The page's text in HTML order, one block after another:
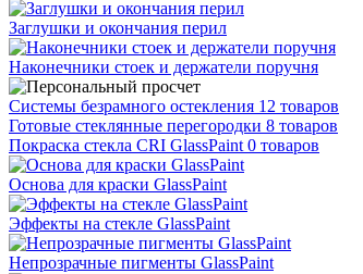
Заглушки и окончания перил
Наконечники стоек и держатели поручня
Системы безрамного остекления 12 товаров
Готовые стеклянные перегородки 8 товаров
Покраска стекла CRI GlassPaint 0 товаров
Основа для краски GlassPaint
Эффекты на стекле GlassPaint
Непрозрачные пигменты GlassPaint